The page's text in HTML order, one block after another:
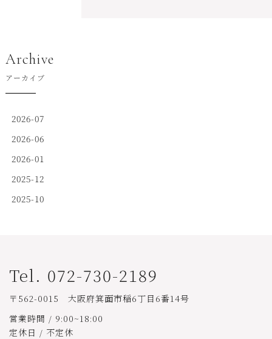
Archive
アーカイブ
2026-07
2026-06
2026-01
2025-12
2025-10
Tel. 072-730-2189
〒562-0015 大阪府箕面市稲6丁目6番14号
営業時間 / 9:00~18:00
定休日 / 不定休